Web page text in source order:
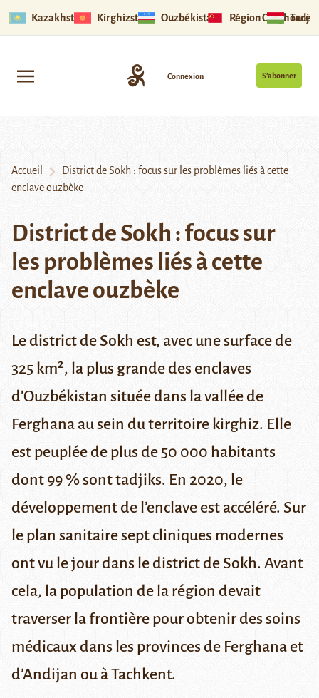
Kazakhstan Kirghizstan Ouzbékistan Région Ouïghoure
S’abonner
Connexion
Accueil
District de Sokh : focus sur les problèmes liés à cette
enclave ouzbèke
District de Sokh : focus sur
les problèmes liés à cette
enclave ouzbèke
Le district de Sokh est, avec une surface de
325 km², la plus grande des enclaves
d'Ouzbékistan située dans la vallée de
Ferghana au sein du territoire kirghiz. Elle
est peuplée de plus de 50 000 habitants
dont 99 % sont tadjiks. En 2020, le
développement de l’enclave est accéléré. Sur
le plan sanitaire sept cliniques modernes
ont vu le jour dans le district de Sokh. Avant
cela, la population de la région devait
traverser la frontière pour obtenir des soins
médicaux dans les provinces de Ferghana et
d’Andijan ou à Tachkent.